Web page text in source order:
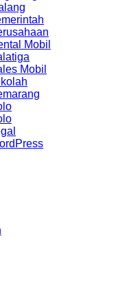
Mobil
Mobil